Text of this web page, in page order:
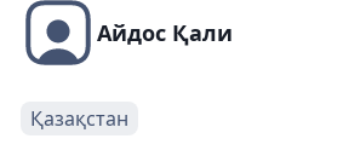
Айдос Қали
Қазақстан